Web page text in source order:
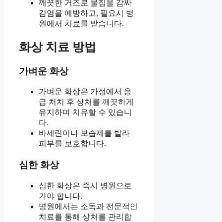
깨끗한 거즈로 물집을 감싸
감염을 예방하고, 필요시 병
원에서 치료를 받습니다.
화상 치료 방법
가벼운 화상
가벼운 화상은 가정에서 응
급 처치 후 상처를 깨끗하게
유지하며 치유할 수 있습니
다.
바세린이나 보습제를 발라
피부를 보호합니다.
심한 화상
심한 화상은 즉시 병원으로
가야 합니다.
병원에서는 소독과 전문적인
치료를 통해 상처를 관리합